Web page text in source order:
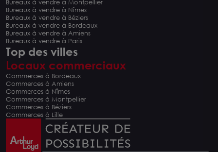
Bureaux à vendre à Montpellier
Bureaux à vendre à Nîmes
Bureaux à vendre à Béziers
Bureaux à vendre à Bordeaux
Bureaux à vendre à Amiens
Bureaux à vendre à Paris
Top des villes
Locaux commerciaux
Commerces à Bordeaux
Commerces à Amiens
Commerces à Nîmes
Commerces à Montpellier
Commerces à Béziers
Commerces à Lille